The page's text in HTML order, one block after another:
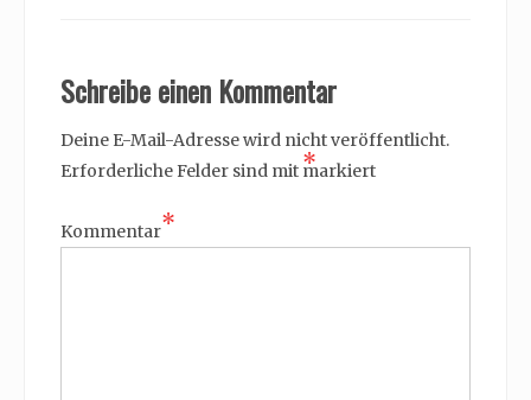
Schreibe einen Kommentar
Deine E-Mail-Adresse wird nicht veröffentlicht.
Erforderliche Felder sind mit *
markiert
Kommentar*